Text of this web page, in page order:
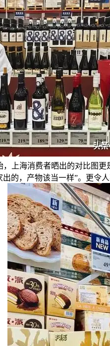
上海消费者晒出的对比图
的，产物该当一样”。更令